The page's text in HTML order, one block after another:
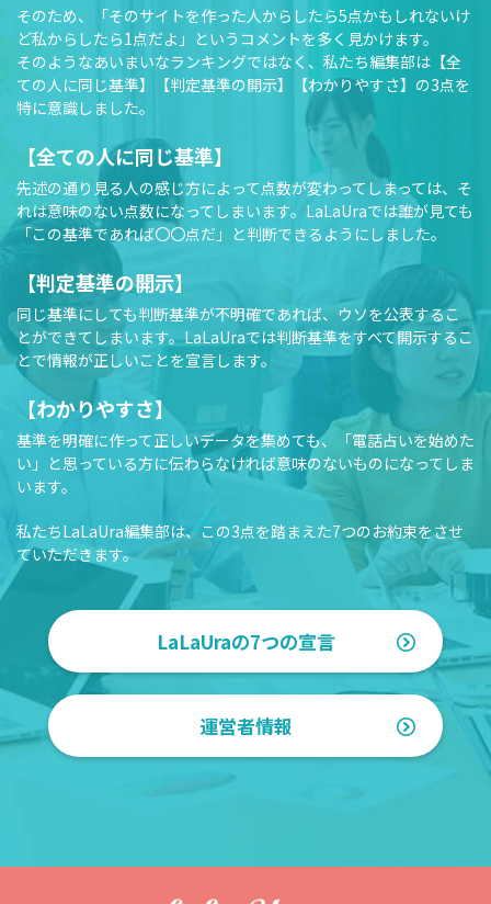
そのため、「そのサイトを作った人からしたら5点かもしれないけ
ど私からしたら1点だよ」というコメントを多く見かけます。
そのようなあいまいなランキングではなく、私たち編集部は【全
ての人に同じ基準】【判定基準の開示】【わかりやすさ】の3点を
特に意識しました。
【全ての人に同じ基準】
先述の通り見る人の感じ方によって点数が変わってしまっては、そ
れは意味のない点数になってしまいます。LaLaUraでは誰が見ても
「この基準であれば〇〇点だ」と判断できるようにしました。
【判定基準の開示】
同じ基準にしても判断基準が不明確であれば、ウソを公表するこ
とができてしまいます。LaLaUraでは判断基準をすべて開示するこ
とで情報が正しいことを宣言します。
【わかりやすさ】
基準を明確に作って正しいデータを集めても、「電話占いを始めた
い」と思っている方に伝わらなければ意味のないものになってしま
います。
私たちLaLaUra編集部は、この3点を踏まえた7つのお約束をさせ
ていただきます。
LaLaUraの7つの宣言
運営者情報